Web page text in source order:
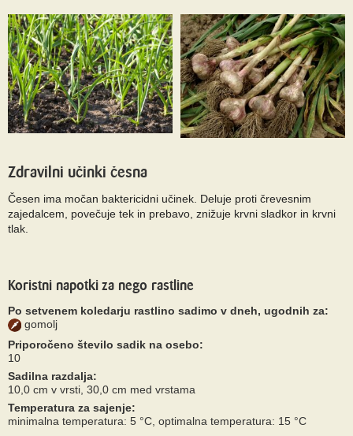
Zdravilni učinki česna
Česen ima močan baktericidni učinek. Deluje proti črevesnim
zajedalcem, povečuje tek in prebavo, znižuje krvni sladkor in krvni
tlak.
Koristni napotki za nego rastline
Po setvenem koledarju rastlino sadimo v dneh, ugodnih za:
gomolj
Priporočeno število sadik na osebo:
10
Sadilna razdalja:
10,0 cm v vrsti, 30,0 cm med vrstama
Temperatura za sajenje:
minimalna temperatura: 5 °C, optimalna temperatura: 15 °C